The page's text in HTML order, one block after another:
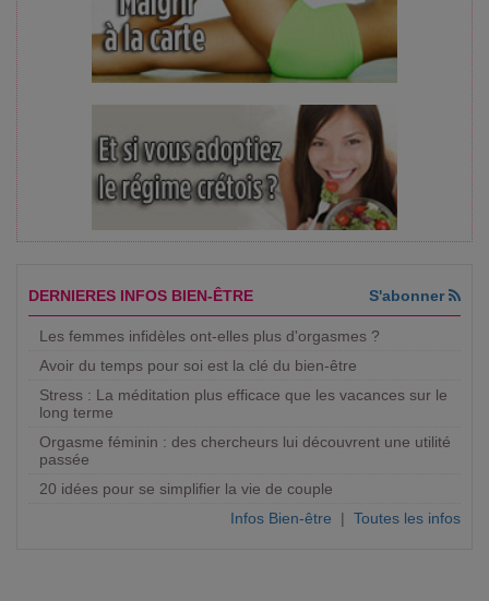
DERNIERES INFOS BIEN-ÊTRE S'abonner
Les femmes infidèles ont-elles plus d'orgasmes ?
Avoir du temps pour soi est la clé du bien-être
Stress : La méditation plus efficace que les vacances sur le
long terme
Orgasme féminin : des chercheurs lui découvrent une utilité
passée
20 idées pour se simplifier la vie de couple
Infos Bien-être | Toutes les infos